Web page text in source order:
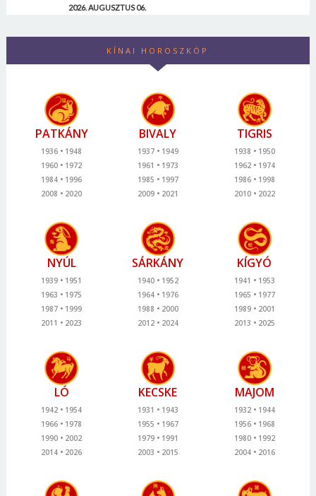
2026. AUGUSZTUS 06.
KÍNAI HOROSZKÓP
PATKÁNY
1936
1948
1960
1972
1984
1996
2008
2020
BIVALY
1937
1949
1961
1973
1985
1997
2009
2021
TIGRIS
1938
1950
1962
1974
1986
1998
2010
2022
NYÚL
1939
1951
1963
1975
1987
1999
2011
2023
SÁRKÁNY
1940
1952
1964
1976
1988
2000
2012
2024
KÍGYÓ
1941
1953
1965
1977
1989
2001
2013
2025
LÓ
1942
1954
1966
1978
1990
2002
2014
2026
KECSKE
1931
1943
1955
1967
1979
1991
2003
2015
MAJOM
1932
1944
1956
1968
1980
1992
2004
2016